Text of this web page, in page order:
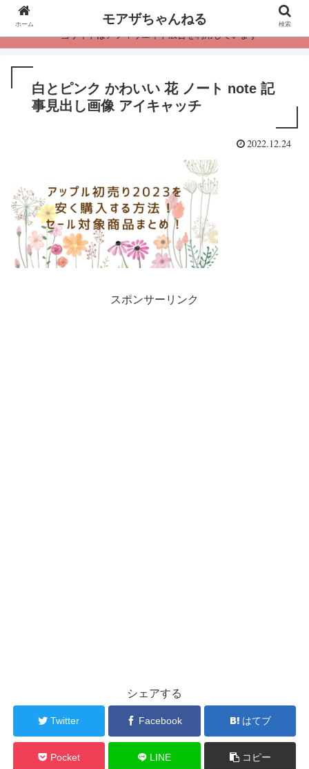
・当サイトはアフィリエイト広告を利用しています
白とピンク かわいい 花 ノート note 記
事見出し画像 アイキャッチ
2022.12.24
スポンサーリンク
シェアする
Twitter Facebook はてブ
Pocket LINE コピー
ホーム モアザちゃんねる 検索